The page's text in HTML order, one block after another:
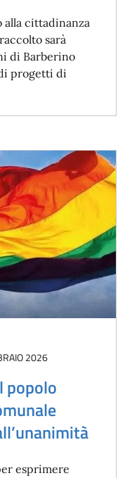
alla cittadinanza
sarà
di Barberino
progetti di
2026
popolo
esprimere